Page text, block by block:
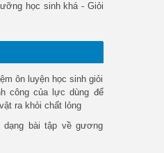
học sinh khá - Giỏi
ôn luyện học sinh giỏi
công của lực dùng để
ra khỏi chất lỏng
dạng bài tập về gương